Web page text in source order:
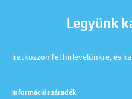
Legyünk
Iratkozzon fel hírlevelünkre, és
Információs záradék